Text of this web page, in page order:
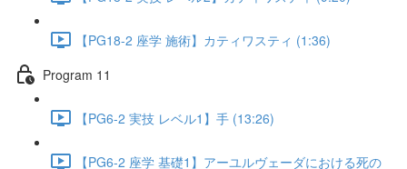
【PG18-2 座学 施術】カティワスティ (1:36)
Program 11
【PG6-2 実技 レベル1】手 (13:26)
【PG6-2 座学 基礎1】アーユルヴェーダにおける死の